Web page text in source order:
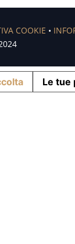
COOKIE •
Le tue